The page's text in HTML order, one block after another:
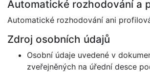
Automatické rozhodování a
Automatické rozhodování ani
Zdroj osobních údajů
Osobní údaje uvedené v
zveřejněných na úřední desce